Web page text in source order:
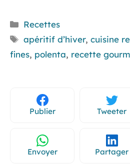
Catégories
Recettes
Étiquettes
apéritif d’hiver,cuisine
fines, polenta, recette
Publier Tweeter
Envoyer Partager